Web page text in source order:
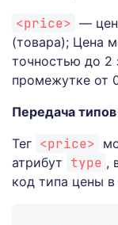
<price> —
(товара); Цена
точностью до 2
промежутке от
Передача типов
Тег <price>
атрибут type ,
код типа цены в